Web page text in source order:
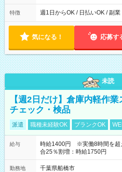
実働時間：1-5時間 └上記の時
能！ └平日・土曜日の中で、お
18:00 などのように、自由
特徴 週1日からOK / 日払いOK / 副
気になる！ 応募す
未読
【週2日だけ】倉庫内軽作
チェック・検品
派遣 職種未経験OK ブランクOK
給与
時給1400円 ※実働8時間を超
合25％割増：時給1750円
勤務地
千葉県船橋市